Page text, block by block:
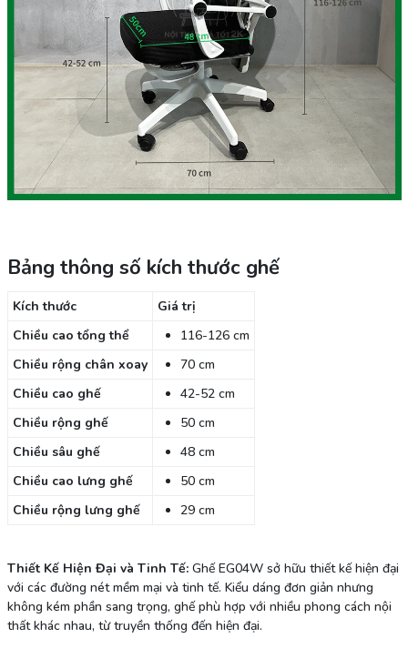
Bảng thông số kích thước ghế
Kích thước
Giá trị
Chiều cao tổng thể
116-126 cm
Chiều rộng chân xoay
70 cm
Chiều cao ghế
42-52 cm
Chiều rộng ghế
50 cm
Chiều sâu ghế
48 cm
Chiều cao lưng ghế
50 cm
Chiều rộng lưng ghế
29 cm
Thiết Kế Hiện Đại và Tinh Tế:Ghế EG04W sở hữu thiết kế hiện đại
với các đường nét mềm mại và tinh tế. Kiểu dáng đơn giản nhưng
không kém phần sang trọng, ghế phù hợp với nhiều phong cách nội
thất khác nhau, từ truyền thống đến hiện đại.